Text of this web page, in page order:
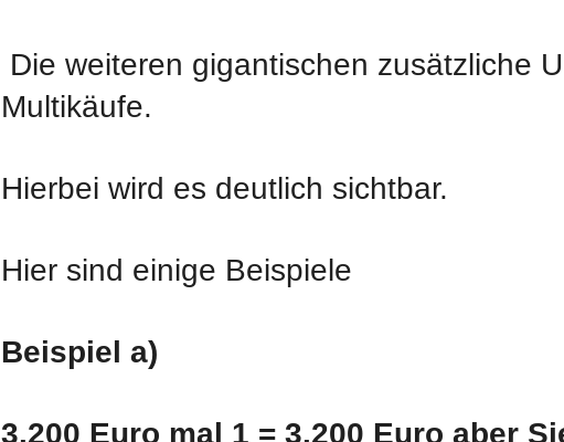
Die weiteren gigantischen zusätzliche
Multikäufe.
Hierbei wird es deutlich sichtbar.
Hier sind einige Beispiele
Beispiel a)
3.200 Euro mal 1 = 3.200 Euro aber